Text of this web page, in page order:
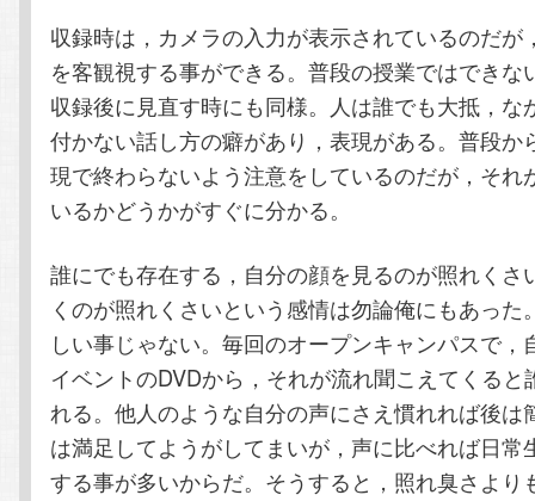
収録時は，カメラの入力が表示されているのだが
を客観視する事ができる。普段の授業ではできな
収録後に見直す時にも同様。人は誰でも大抵，な
付かない話し方の癖があり，表現がある。普段か
現で終わらないよう注意をしているのだが，それ
いるかどうかがすぐに分かる。
誰にでも存在する，自分の顔を見るのが照れくさ
くのが照れくさいという感情は勿論俺にもあった
しい事じゃない。毎回のオープンキャンパスで，
イベントのDVDから，それが流れ聞こえてくると
れる。他人のような自分の声にさえ慣れれば後は
は満足してようがしてまいが，声に比べれば日常
する事が多いからだ。そうすると，照れ臭さより